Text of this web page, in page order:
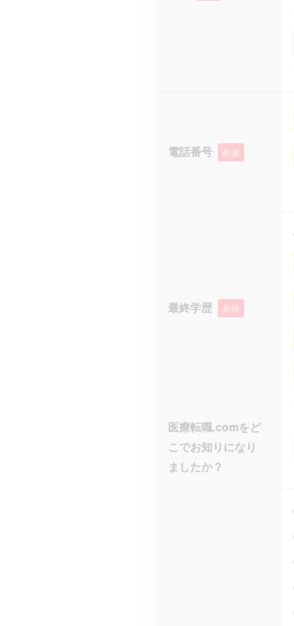
電話番号 必須
最終学歴 必須
医療転職.comをど
こでお知りになり
ましたか？